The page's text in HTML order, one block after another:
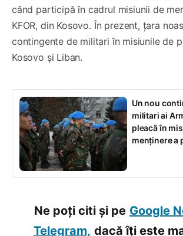
când participă în cadrul misiunii de
KFOR, din Kosovo. În prezent, țara
contingente de militari în misiunile de
Kosovo și Liban.
Un nou
militari ai
pleacă în
menținere a
Ne poți citi și pe Google
Telegram, dacă îți este